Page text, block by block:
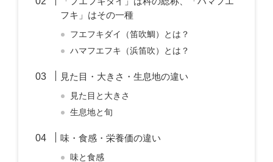
フキ」はその一種
フエフキダイ（笛吹鯛）とは？
ハマフエフキ（浜笛吹）とは？
見た目・大きさ・生息地の違い
見た目と大きさ
生息地と旬
味・食感・栄養価の違い
味と食感